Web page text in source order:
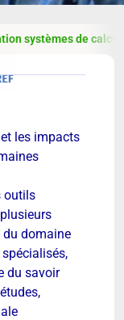
systèmes de
les impacts
outils
du domaine
du savoir